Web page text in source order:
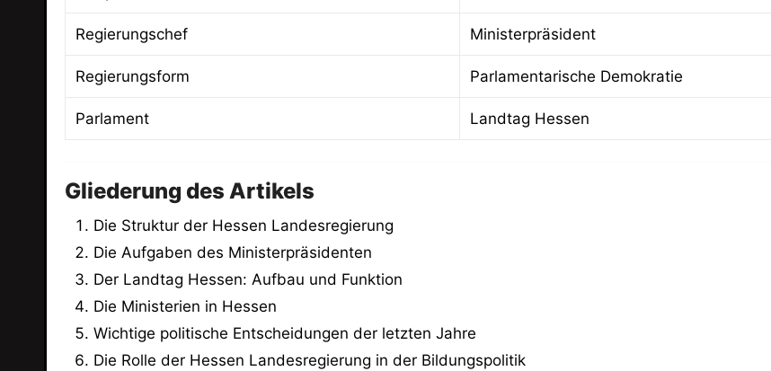
Regierungschef Ministerpräsident
Regierungsform Parlamentarische Demokratie
Parlament Landtag Hessen
Gliederung des Artikels
Die Struktur der Hessen Landesregierung
Die Aufgaben des Ministerpräsidenten
Der Landtag Hessen: Aufbau und Funktion
Die Ministerien in Hessen
Wichtige politische Entscheidungen der letzten Jahre
Die Rolle der Hessen Landesregierung in der Bildungspolitik